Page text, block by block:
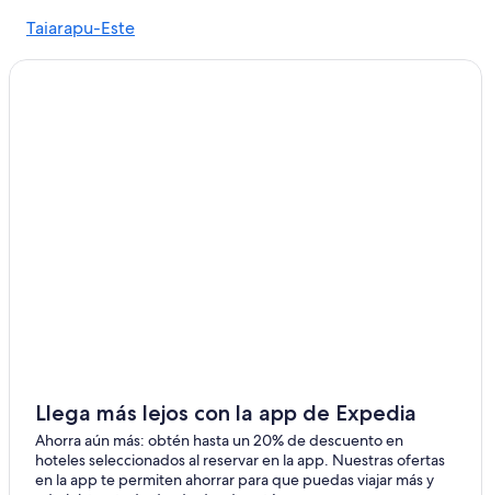
Hoteles con casino en Tahití
Hoteles con estacionamiento en Tahití
Hoteles con restaurante en Tahití
Hoteles con traslado del/al aeropuerto en Tahití
Taiarapu-Este
Taiarapu-Oeste
Llega más lejos con la app de Expedia
Ahorra aún más: obtén hasta un 20% de descuento en
hoteles seleccionados al reservar en la app. Nuestras ofertas
en la app te permiten ahorrar para que puedas viajar más y